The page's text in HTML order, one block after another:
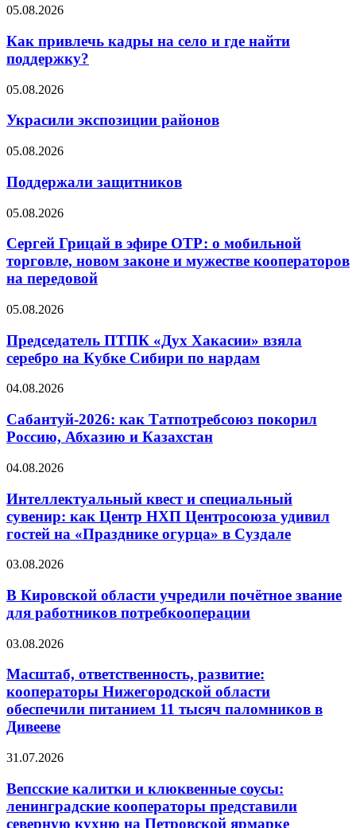
05.08.2026
Как привлечь кадры на село и где найти
поддержку?
05.08.2026
Украсили экспозиции районов
05.08.2026
Поддержали защитников
05.08.2026
Сергей Грицай в эфире ОТР: о мобильной
торговле, новом законе и мужестве кооператоров
на передовой
05.08.2026
Председатель ПТПК «Дух Хакасии» взяла
серебро на Кубке Сибири по нардам
04.08.2026
Сабантуй-2026: как Татпотребсоюз покорил
Россию, Абхазию и Казахстан
04.08.2026
Интеллектуальный квест и специальный
сувенир: как Центр НХП Центросоюза удивил
гостей на «Празднике огурца» в Суздале
03.08.2026
В Кировской области учредили почётное звание
для работников потребкооперации
03.08.2026
Масштаб, ответственность, развитие:
кооператоры Нижегородской области
обеспечили питанием 11 тысяч паломников в
Дивееве
31.07.2026
Вепсские калитки и клюквенные соусы:
ленинградские кооператоры представили
северную кухню на Петровской ярмарке